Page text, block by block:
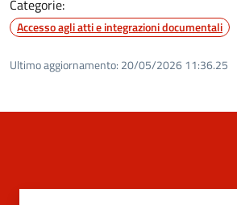
Categorie:
Accesso agli atti e integrazioni documentali
Ultimo aggiornamento: 20/05/2026 11:36.25